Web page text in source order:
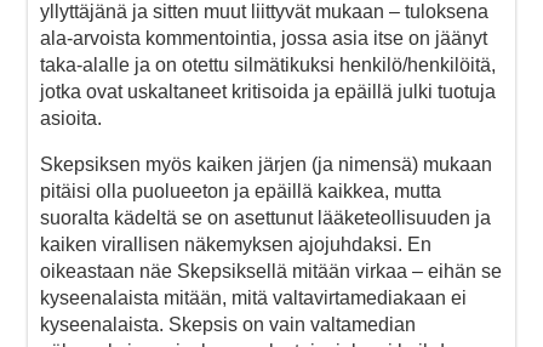
yllyttäjänä ja sitten muut liittyvät mukaan – tuloksena
ala-arvoista kommentointia, jossa asia itse on jäänyt
taka-alalle ja on otettu silmätikuksi henkilö/henkilöitä,
jotka ovat uskaltaneet kritisoida ja epäillä julki tuotuja
asioita.
Skepsiksen myös kaiken järjen (ja nimensä) mukaan
pitäisi olla puolueeton ja epäillä kaikkea, mutta
suoralta kädeltä se on asettunut lääketeollisuuden ja
kaiken virallisen näkemyksen ajojuhdaksi. En
oikeastaan näe Skepsiksellä mitään virkaa – eihän se
kyseenalaista mitään, mitä valtavirtamediakaan ei
kyseenalaista. Skepsis on vain valtamedian